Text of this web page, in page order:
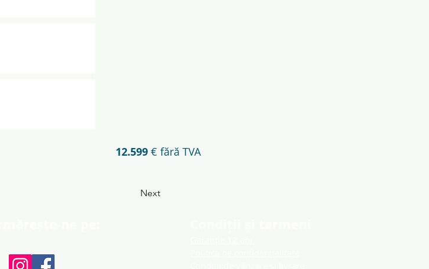
12.599 € fără TVA
Next